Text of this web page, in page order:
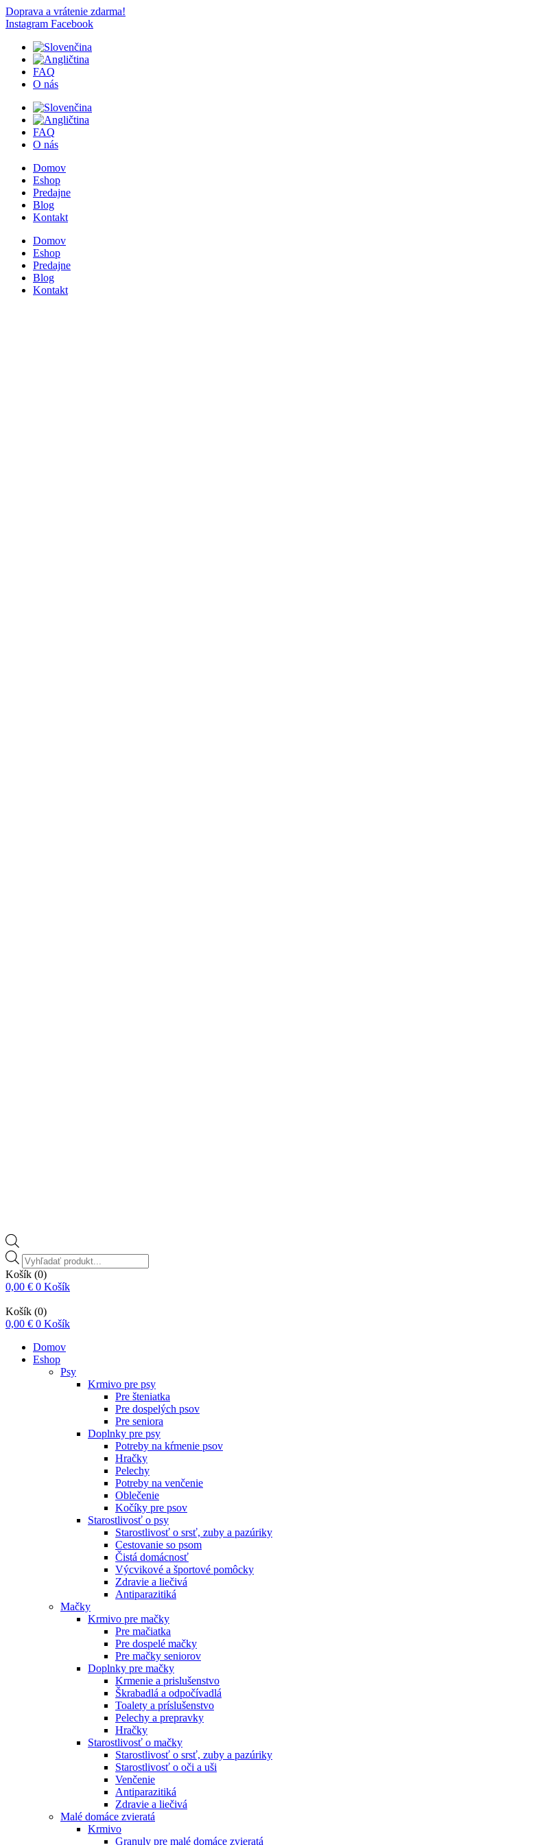
Doprava a vrátenie zdarma!
Instagram Facebook
FAQ
O nás
FAQ
O nás
Domov
Eshop
Predajne
Blog
Kontakt
Domov
Eshop
Predajne
Blog
Kontakt
Vyhľadávanie
produktov
Košík (0)
0,00 € 0 Košík
Košík (0)
0,00 € 0 Košík
Domov
Eshop
Psy
Krmivo pre psy
Pre šteniatka
Pre dospelých psov
Pre seniora
Doplnky pre psy
Potreby na kŕmenie psov
Hračky
Pelechy
Potreby na venčenie
Oblečenie
Kočíky pre psov
Starostlivosť o psy
Starostlivosť o srsť, zuby a pazúriky
Cestovanie so psom
Čistá domácnosť
Výcvikové a športové pomôcky
Zdravie a liečivá
Antiparazitiká
Mačky
Krmivo pre mačky
Pre mačiatka
Pre dospelé mačky
Pre mačky seniorov
Doplnky pre mačky
Krmenie a prislušenstvo
Škrabadlá a odpočívadlá
Toalety а príslušenstvo
Pelechy a prepravky
Hračky
Starostlivosť o mačky
Starostlivosť o srsť, zuby a pazúriky
Starostlivosť o oči a uši
Venčenie
Antiparazitiká
Zdravie a liečivá
Malé domáce zvieratá
Krmivo
Granuly pre malé domáce zvieratá